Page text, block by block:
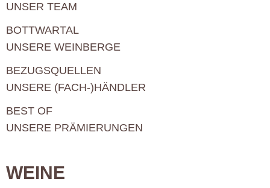
UNSER TEAM
BOTTWARTAL
UNSERE WEINBERGE
BEZUGSQUELLEN
UNSERE (FACH-)HÄNDLER
BEST OF
UNSERE PRÄMIERUNGEN
WEINE